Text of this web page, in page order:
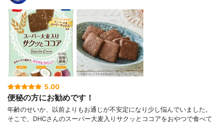
5.00
便秘の方にお勧めです！
年齢のせいか、以前よりもお通じが不安定になり少し悩んでいました。
そこで、DHCさんのスーパー大麦入りサクッとココアをおやつで食べて